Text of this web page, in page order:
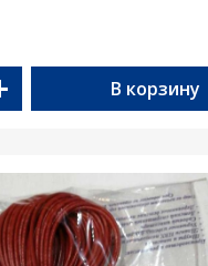
В корзину